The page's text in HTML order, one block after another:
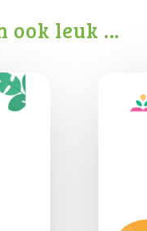
ook leuk …